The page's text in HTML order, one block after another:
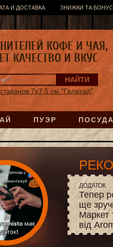
И ДОСТАВКА ЗНИЖКИ ТА
ПУЭР ПОСУДА
7х7,5 см "Галахад"
КОФЕ И ЧАЯ,
КАЧЕСТВО И ВКУС
ДОДАТОК
Тепер
ще
Маркет
від